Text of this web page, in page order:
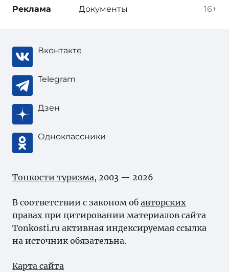
16+
Реклама Документы
Вконтакте
Telegram
Дзен
Одноклассники
Тонкости туризма, 2003 — 2026
В соответствии с законом об авторских
правах при цитировании материалов сайта
Tonkosti.ru активная индексируемая ссылка
на источник обязательна.
Карта сайта